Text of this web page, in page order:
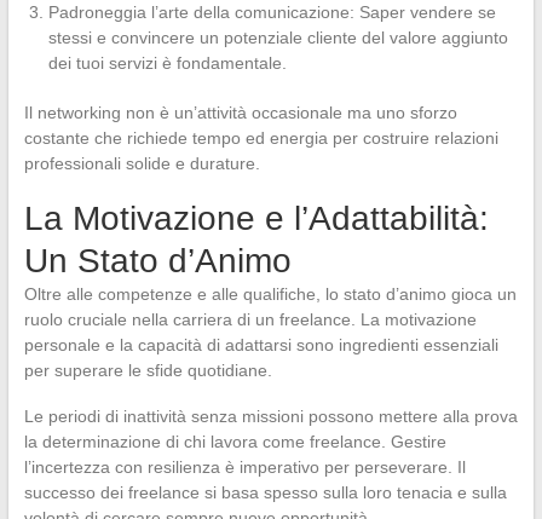
Padroneggia l’arte della comunicazione: Saper vendere se
stessi e convincere un potenziale cliente del valore aggiunto
dei tuoi servizi è fondamentale.
Il networking non è un’attività occasionale ma uno sforzo
costante che richiede tempo ed energia per costruire relazioni
professionali solide e durature.
La Motivazione e l’Adattabilità:
Un Stato d’Animo
Oltre alle competenze e alle qualifiche, lo stato d’animo gioca un
ruolo cruciale nella carriera di un freelance. La motivazione
personale e la capacità di adattarsi sono ingredienti essenziali
per superare le sfide quotidiane.
Le periodi di inattività senza missioni possono mettere alla prova
la determinazione di chi lavora come freelance. Gestire
l’incertezza con resilienza è imperativo per perseverare. Il
successo dei freelance si basa spesso sulla loro tenacia e sulla